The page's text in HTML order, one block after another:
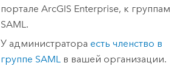
портале ArcGIS Enterprise, к группам
SAML .
У администратора есть членство в
группе SAML в вашей организации.